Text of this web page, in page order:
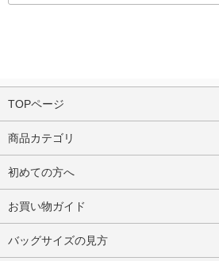
TOPページ
商品カテゴリ
初めての方へ
お買い物ガイド
バッグサイズの見方